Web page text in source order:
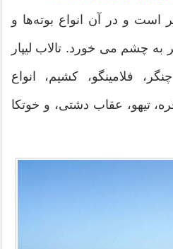
14 کیلومتر است و در آن انواع بوته‌ها و
به چشم می خورد. تالاب لیپار
فلامینگو، کشیم، انواع
تیهو، عقاب دشتی، و خوتکا